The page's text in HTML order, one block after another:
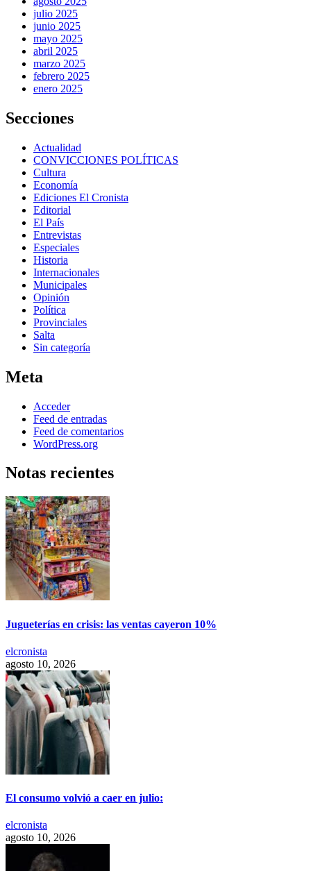
julio 2025
junio 2025
mayo 2025
abril 2025
marzo 2025
febrero 2025
enero 2025
Secciones
Actualidad
CONVICCIONES POLÍTICAS
Cultura
Economía
Ediciones El Cronista
Editorial
El País
Entrevistas
Especiales
Historia
Internacionales
Municipales
Opinión
Política
Provinciales
Salta
Sin categoría
Meta
Acceder
Feed de entradas
Feed de comentarios
WordPress.org
Notas recientes
Jugueterías en crisis: las ventas cayeron 10%
elcronista
agosto 10, 2026
El consumo volvió a caer en julio:
elcronista
agosto 10, 2026